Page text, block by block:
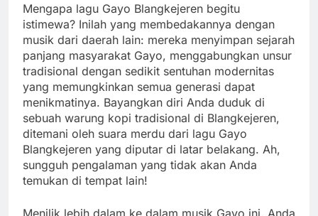
Mengapa lagu Gayo Blangkejeren begitu
istimewa? Inilah yang membedakannya dengan
musik dari daerah lain: mereka menyimpan sejarah
panjang masyarakat Gayo, menggabungkan unsur
tradisional dengan sedikit sentuhan modernitas
yang memungkinkan semua generasi dapat
menikmatinya. Bayangkan diri Anda duduk di
sebuah warung kopi tradisional di Blangkejeren,
ditemani oleh suara merdu dari lagu Gayo
Blangkejeren yang diputar di latar belakang. Ah,
sungguh pengalaman yang tidak akan Anda
temukan di tempat lain!
Menilik lebih dalam ke dalam musik Gayo ini, Anda